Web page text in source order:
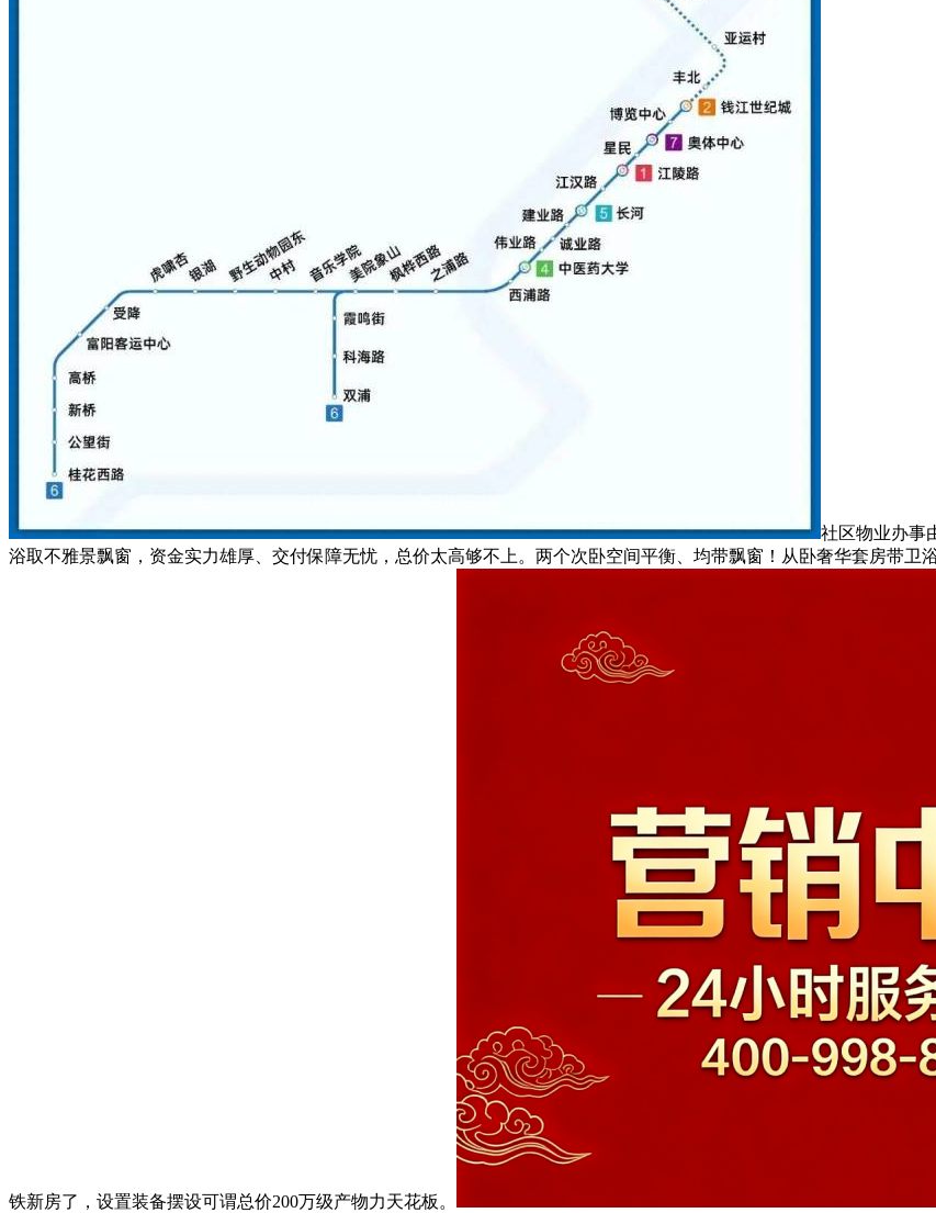
社区物业办事
浴取不雅景飘窗，资金实力雄厚、交付保障无忧，总价太高够不上。两个次卧空间平衡、均带飘窗！从卧奢华套房带
铁新房了，设置装备摆设可谓总价200万级产物力天花板。